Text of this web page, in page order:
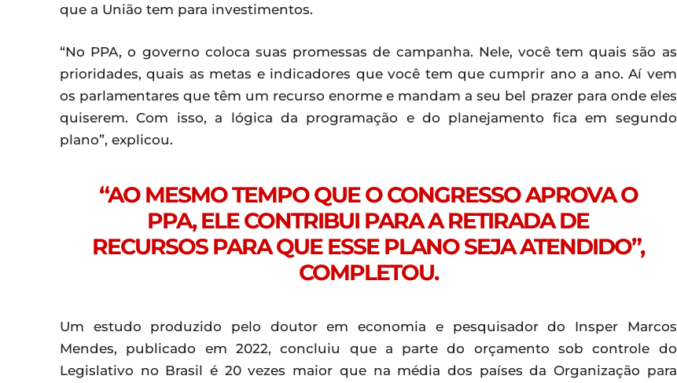
que a União tem para investimentos.
“No PPA, o governo coloca suas promessas de campanha. Nele, você tem quais são as
prioridades, quais as metas e indicadores que você tem que cumprir ano a ano. Aí vem
os parlamentares que têm um recurso enorme e mandam a seu bel prazer para onde eles
quiserem. Com isso, a lógica da programação e do planejamento fica em segundo
plano”, explicou.
“AO MESMO TEMPO QUE O CONGRESSO APROVA O
PPA, ELE CONTRIBUI PARA A RETIRADA DE
RECURSOS PARA QUE ESSE PLANO SEJA ATENDIDO”,
COMPLETOU.
Um estudo produzido pelo doutor em economia e pesquisador do Insper Marcos
Mendes, publicado em 2022, concluiu que a parte do orçamento sob controle do
Legislativo no Brasil é 20 vezes maior que na média dos países da Organização para